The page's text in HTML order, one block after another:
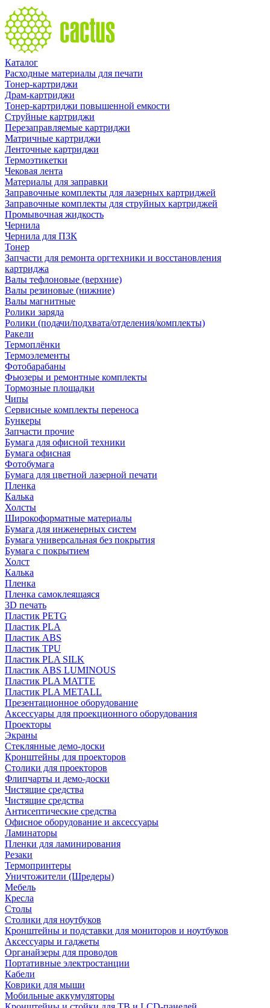
Каталог
Расходные материалы для печати
Тонер-картриджи
Драм-картриджи
Тонер-картриджи повышенной емкости
Струйные картриджи
Перезаправляемые картриджи
Матричные картриджи
Ленточные картриджи
Термоэтикетки
Чековая лента
Материалы для заправки
Заправочные комплекты для лазерных картриджей
Заправочные комплекты для струйных картриджей
Промывочная жидкость
Чернила
Чернила для ПЗК
Тонер
Запчасти для ремонта оргтехники и восстановления
картриджа
Валы тефлоновые (верхние)
Валы резиновые (нижние)
Валы магнитные
Ролики заряда
Ролики (подачи/подхвата/отделения/комплекты)
Ракели
Термоплёнки
Термоэлементы
Фотобарабаны
Фьюзеры и ремонтные комплекты
Тормозные площадки
Чипы
Сервисные комплекты переноса
Бункеры
Запчасти прочие
Бумага для офисной техники
Бумага офисная
Фотобумага
Бумага для цветной лазерной печати
Пленка
Калька
Холсты
Широкоформатные материалы
Бумага для инженерных систем
Бумага универсальная без покрытия
Бумага с покрытием
Холст
Калька
Пленка
Пленка самоклеящаяся
3D печать
Пластик PETG
Пластик PLA
Пластик ABS
Пластик TPU
Пластик PLA SILK
Пластик ABS LUMINOUS
Пластик PLA MATTE
Пластик PLA METALL
Презентационное оборудование
Аксессуары для проекционного оборудования
Проекторы
Экраны
Стеклянные демо-доски
Кронштейны для проекторов
Столики для проекторов
Флипчарты и демо-доски
Чистящие средства
Чистящие средства
Антисептические средства
Офисное оборудование и аксессуары
Ламинаторы
Пленки для ламинирования
Резаки
Термопринтеры
Уничтожители (Шредеры)
Мебель
Кресла
Столы
Столики для ноутбуков
Кронштейны и подставки для мониторов и ноутбуков
Аксессуары и гаджеты
Органайзеры для проводов
Портативные электростанции
Кабели
Коврики для мыши
Мобильные аккумуляторы